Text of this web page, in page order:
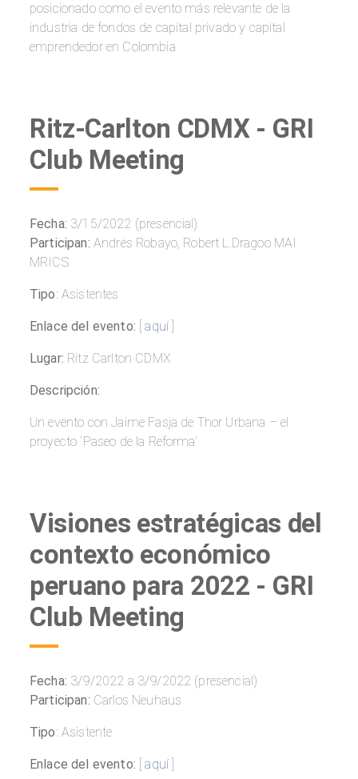
posicionado como el evento más relevante de la
industria de fondos de capital privado y capital
emprendedor en Colombia
Ritz-Carlton CDMX - GRI
Club Meeting
Fecha: 3/15/2022 (presencial)
Participan: Andrés Robayo, Robert L.Dragoo MAI
MRICS
Tipo: Asistentes
Enlace del evento: [aquí
Lugar: Ritz Carlton CDMX
Descripción:
Un evento con Jaime Fasja de Thor Urbana – el
proyecto ‘Paseo de la Reforma’
Visiones estratégicas del
contexto económico
peruano para 2022 - GRI
Club Meeting
Fecha: 3/9/2022 a 3/9/2022 (presencial)
Participan: Carlos Neuhaus
Tipo: Asistente
Enlace del evento: [aquí